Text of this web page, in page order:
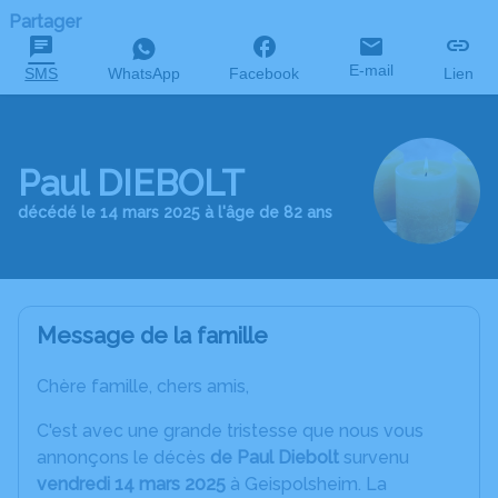
Partager
SMS WhatsApp Facebook E-mail Lien
Paul DIEBOLT
décédé le 14 mars 2025 à l'âge de 82 ans
Message de la famille
Chère famille, chers amis,
C'est avec une grande tristesse que nous vous
annonçons le décès de Paul Diebolt survenu
vendredi 14 mars 2025 à Geispolsheim. La